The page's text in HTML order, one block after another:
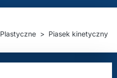
Plastyczne Piasek kinetyczny